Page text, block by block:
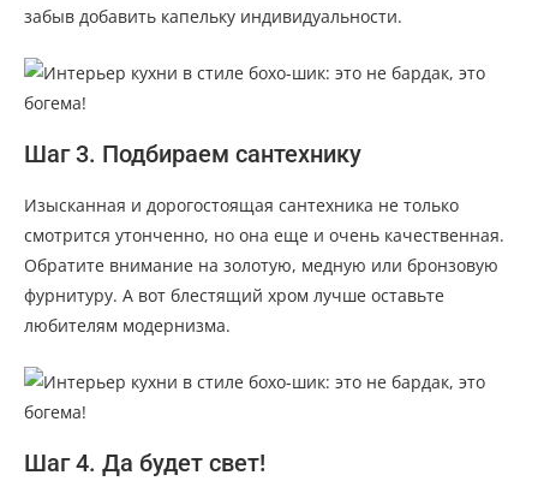
забыв добавить капельку индивидуальности.
Шаг 3. Подбираем сантехнику
Изысканная и дорогостоящая сантехника не только
смотрится утонченно, но она еще и очень качественная.
Обратите внимание на золотую, медную или бронзовую
фурнитуру. А вот блестящий хром лучше оставьте
любителям модернизма.
Шаг 4. Да будет свет!